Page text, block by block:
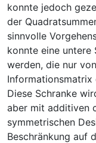
konnte jedoch
der
sinnvolle
konnte eine untere
werden, die nur
Informationsmatrix
Diese Schranke
aber mit additiven
symmetrischen
Beschränkung auf